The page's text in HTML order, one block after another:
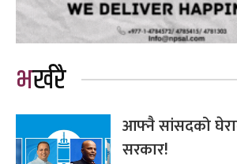
भर्खरै
आफ्नै सांसदको
सरकार!